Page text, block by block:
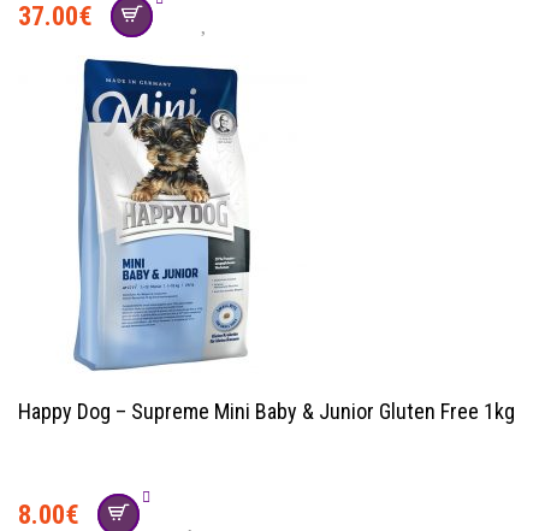
37.00€
Happy Dog – Supreme Mini Baby & Junior Gluten Free 1kg
8.00€